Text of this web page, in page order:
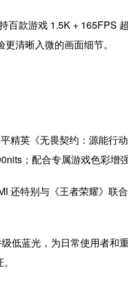
款游戏 1.5K + 165FPS
清晰入微的画面细节。
精英《无畏契约：源能行
；配合专属游戏色彩增
还特别与《王者荣耀》联
低蓝光，为日常使用者和